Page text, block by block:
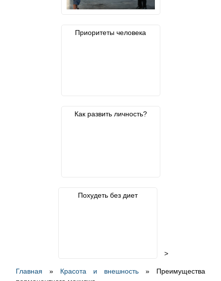
Приоритеты человека
Как развить личность?
Похудеть без диет
>
Главная » Красота и внешность» Преимущества